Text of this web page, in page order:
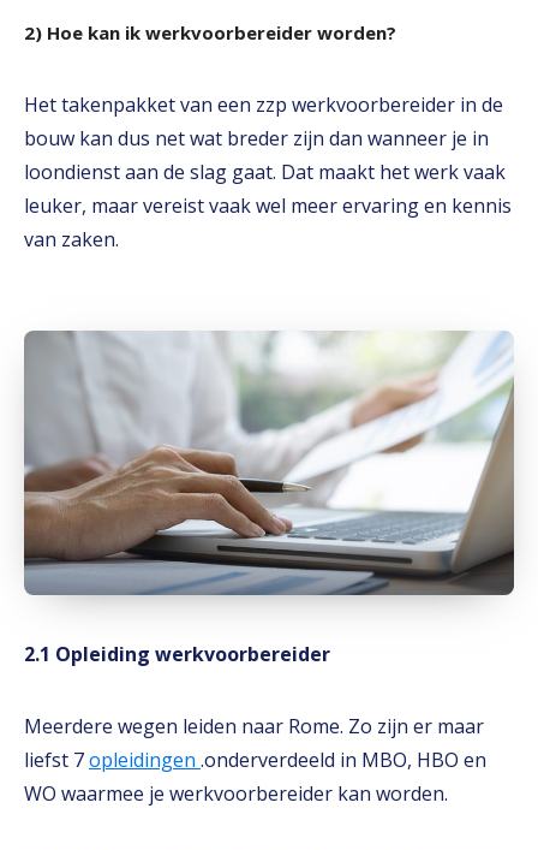
2) Hoe kan ik werkvoorbereider worden?
Het takenpakket van een zzp werkvoorbereider in de
bouw kan dus net wat breder zijn dan wanneer je in
loondienst aan de slag gaat. Dat maakt het werk vaak
leuker, maar vereist vaak wel meer ervaring en kennis
van zaken.
2.1 Opleiding werkvoorbereider
Meerdere wegen leiden naar Rome. Zo zijn er maar
liefst 7opleidingen .onderverdeeld in MBO, HBO en
WO waarmee je werkvoorbereider kan worden.